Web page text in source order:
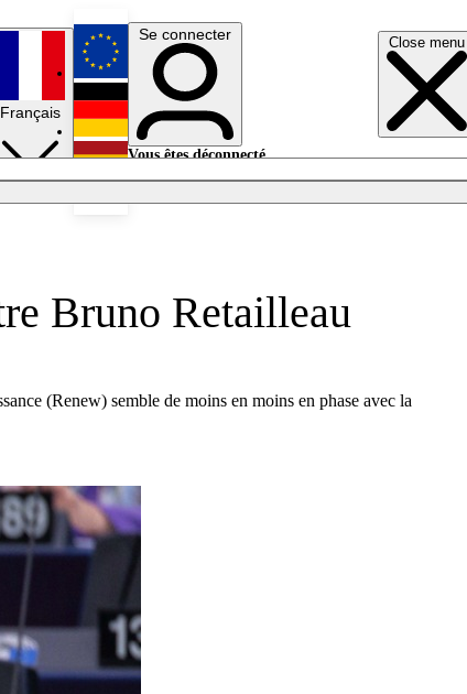
Close menu
Français
English
Deutsch
Se connecter
Vous êtes déconnecté.
Bruno Retailleau
(Renew) semble de moins en moins en phase avec la